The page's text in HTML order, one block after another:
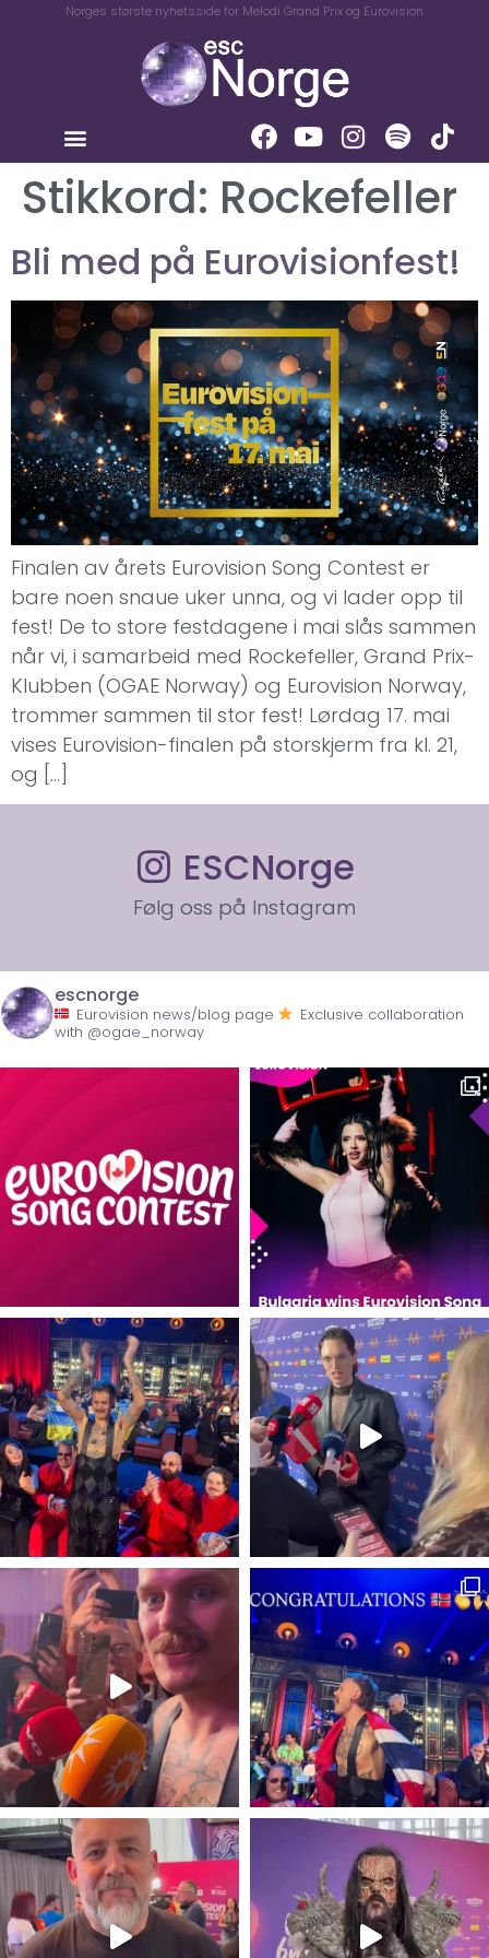
Norges største nyhetsside for Melodi Grand Prix og Eurovision
Stikkord: Rockefeller
Bli med på Eurovisionfest!
Finalen av årets Eurovision Song Contest er
bare noen snaue uker unna, og vi lader opp til
fest! De to store festdagene i mai slås sammen
når vi, i samarbeid med Rockefeller, Grand Prix-
Klubben (OGAE Norway) og Eurovision Norway,
trommer sammen til stor fest! Lørdag 17. mai
vises Eurovision-finalen på storskjerm fra kl. 21,
og […]
ESCNorge
Følg oss på Instagram
escnorge
Eurovision news/blog page
Exclusive collaboration
with @ogae_norway